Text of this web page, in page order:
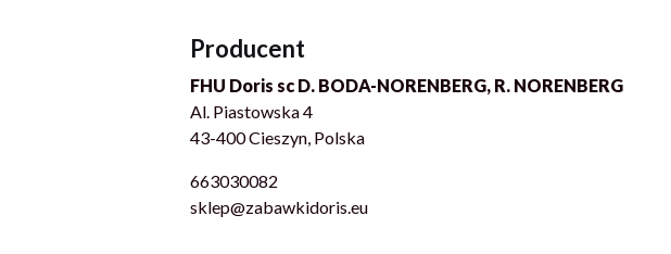
Producent
FHU Doris sc D. BODA-NORENBERG, R. NORENBERG
Al. Piastowska 4
43-400 Cieszyn, Polska
663030082
sklep@zabawkidoris.eu